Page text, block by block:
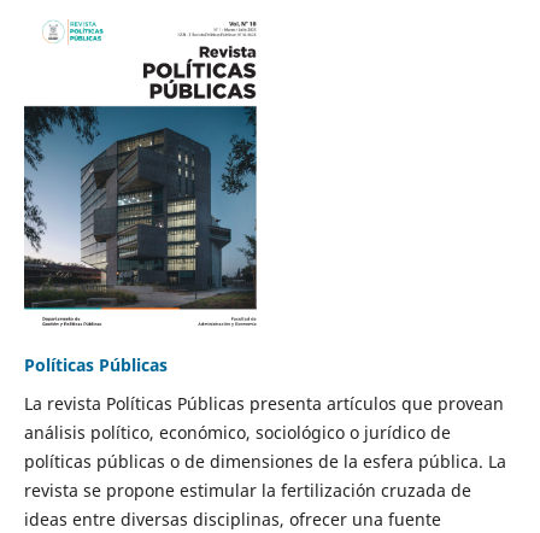
Políticas Públicas
La revista Políticas Públicas presenta artículos que provean
análisis político, económico, sociológico o jurídico de
políticas públicas o de dimensiones de la esfera pública. La
revista se propone estimular la fertilización cruzada de
ideas entre diversas disciplinas, ofrecer una fuente